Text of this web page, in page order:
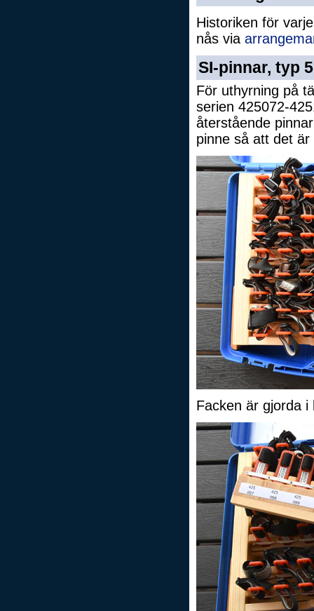
Historiken för
nås via
SI-pinnar, typ 5
För uthyrning på
serien 425072-
återstående
pinne så att det
Facken är gjorda